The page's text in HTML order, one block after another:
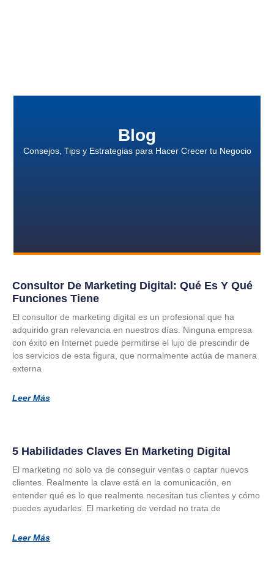
Blog
Consejos, Tips y Estrategias para Hacer Crecer tu Negocio
Consultor De Marketing Digital: Qué Es Y Qué
Funciones Tiene
El consultor de marketing digital es un profesional que ha
adquirido gran relevancia en nuestros días. Ninguna empresa
con éxito en Internet puede permitirse el lujo de prescindir de
los servicios de esta figura, que normalmente actúa de manera
externa
Leer Más
5 Habilidades Claves En Marketing Digital
El marketing no solo va de conseguir ventas o captar nuevos
clientes. Realmente la clave está en la comunicación, en
entender qué es lo que realmente necesitan tus clientes y cómo
puedes ayudarles. El marketing de verdad no trata de
Leer Más